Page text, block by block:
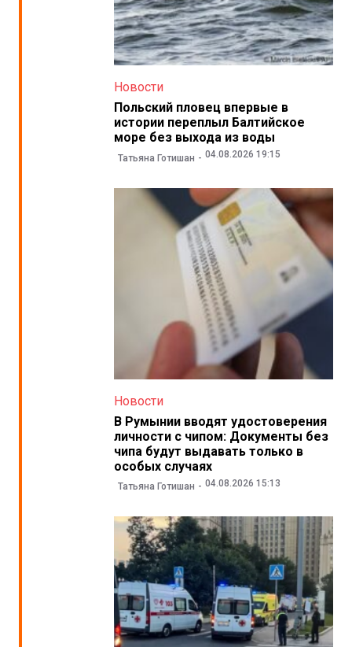
Новости
Польский пловец впервые в
истории переплыл Балтийское
море без выхода из воды
Татьяна Готишан 04.08.2026 19:15
Новости
В Румынии вводят удостоверения
личности с чипом: Документы без
чипа будут выдавать только в
особых случаях
Татьяна Готишан 04.08.2026 15:13